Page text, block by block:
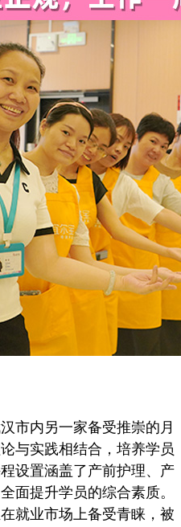
内另一家备受推崇的月
与实践相结合，培养学员
设置涵盖了产前护理、产
面提升学员的综合素质。
就业市场上备受青睐，被